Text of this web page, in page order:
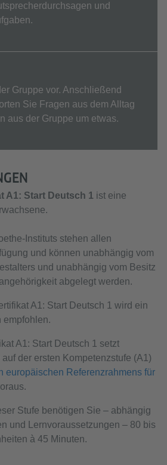
und
Gruppe vor. Anschließend
Sie Fragen aus dem Alltag
aus der Gruppe um etwas.
A1: Start Deutsch 1 ist eine
Instituts stehen allen
und können unabhängig vom
und unabhängig vom Besitz
abgelegt werden.
A1: Start Deutsch 1 wird ein
empfohlen.
A1: Start Deutsch 1 setzt
der ersten Kompetenzstufe (A1)
europäischen Referenzrahmens für
Stufe benötigen Sie – abhängig
und Lernvoraussetzungen – 80 bis
à 45 Minuten.